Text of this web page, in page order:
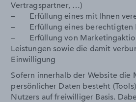
Vertragspartner, …)
– Erfüllung eines mit Ihnen
– Erfüllung eines berechtigten
– Erfüllung von
Leistungen sowie die damit
Einwilligung
Sofern innerhalb der Website die
persönlicher Daten besteht
Nutzers auf freiwilliger Basis.